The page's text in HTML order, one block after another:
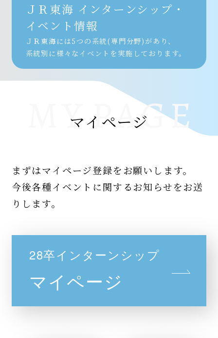
ＪＲ東海 インターンシップ・
イベント情報
ＪＲ東海には5つの系統(専門分野)があり、
系統別に様々なイベントを実施しております。
マイページ
まずはマイページ登録をお願いします。
今後各種イベントに関するお知らせをお送
りします。
28卒インターンシップ
マイページ